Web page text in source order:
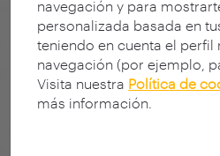
navegación y para
personalizada basada en
teniendo en cuenta el perfil
navegación (por ejemplo,
Visita nuestra Política de
más información.